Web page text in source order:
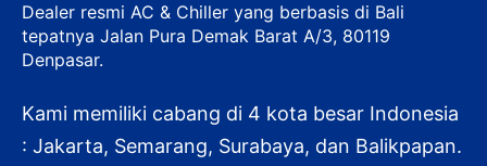
Dealer resmi AC & Chiller yang berbasis di Bali
tepatnya Jalan Pura Demak Barat A/3, 80119
Denpasar.
Kami memiliki cabang di 4 kota besar Indonesia
: Jakarta, Semarang, Surabaya, dan Balikpapan.